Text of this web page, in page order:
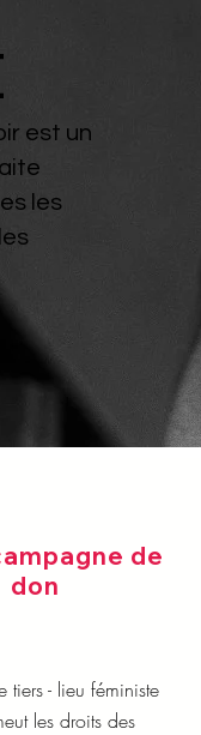
est un
les
de
don
tiers - lieu féministe
les droits des